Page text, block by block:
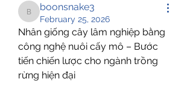
boonsnake3
boonsnake3
February 25, 2026
Nhân giống cây lâm nghiệp bằng
công nghệ nuôi cấy mô – Bước
tiến chiến lược cho ngành trồng
rừng hiện đại